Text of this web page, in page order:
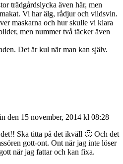
trädgårdslycka även här, men
Vi har älg, rådjur och vildsvin.
maskarna och hur skulle vi klara
men nummer två täcker även
Det är kul när man kan själv.
den 15 november, 2014 kl 08:28
Ska titta på det ikväll 🙂 Och det
gott-ont. Ont när jag inte löser
när jag fattar och kan fixa.